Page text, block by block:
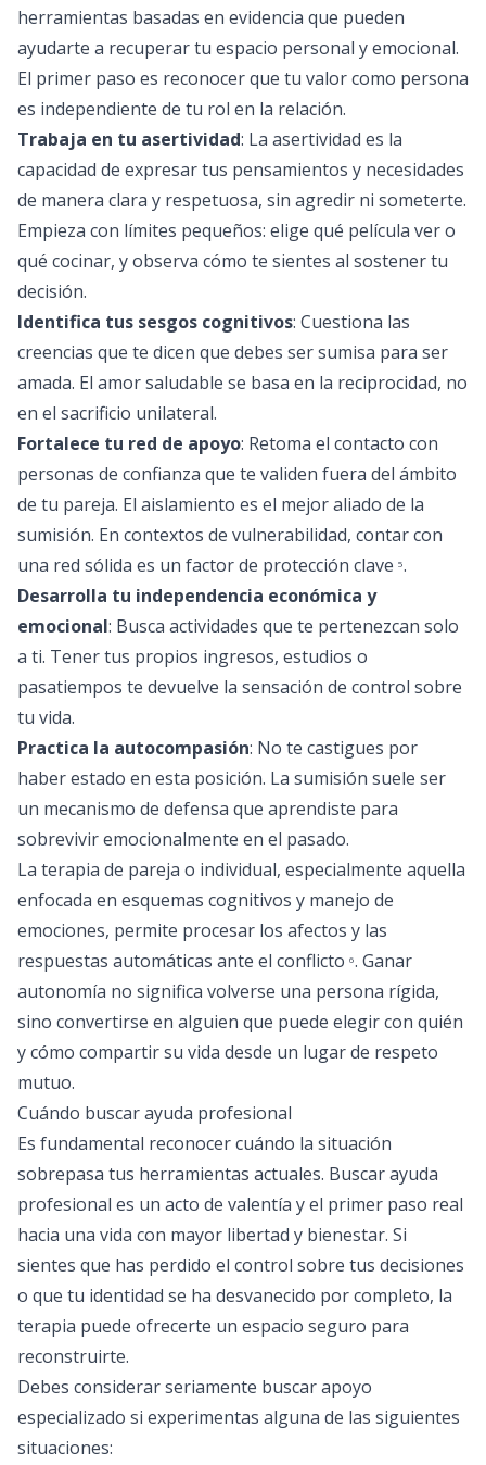
herramientas basadas en evidencia que pueden
ayudarte a recuperar tu espacio personal y emocional.
El primer paso es reconocer que tu valor como persona
es independiente de tu rol en la relación.
Trabaja en tu asertividad: La asertividad es la
capacidad de expresar tus pensamientos y necesidades
de manera clara y respetuosa, sin agredir ni someterte.
Empieza con límites pequeños: elige qué película ver o
qué cocinar, y observa cómo te sientes al sostener tu
decisión.
Identifica tus sesgos cognitivos: Cuestiona las
creencias que te dicen que debes ser sumisa para ser
amada. El amor saludable se basa en la reciprocidad, no
en el sacrificio unilateral.
Fortalece tu red de apoyo: Retoma el contacto con
personas de confianza que te validen fuera del ámbito
de tu pareja. El aislamiento es el mejor aliado de la
sumisión. En contextos de vulnerabilidad, contar con
una red sólida es un factor de protección clave 5.
Desarrolla tu independencia económica y
emocional: Busca actividades que te pertenezcan solo
a ti. Tener tus propios ingresos, estudios o
pasatiempos te devuelve la sensación de control sobre
tu vida.
Practica la autocompasión: No te castigues por
haber estado en esta posición. La sumisión suele ser
un mecanismo de defensa que aprendiste para
sobrevivir emocionalmente en el pasado.
La terapia de pareja o individual, especialmente aquella
enfocada en esquemas cognitivos y manejo de
emociones, permite procesar los afectos y las
respuestas automáticas ante el conflicto 6. Ganar
autonomía no significa volverse una persona rígida,
sino convertirse en alguien que puede elegir con quién
y cómo compartir su vida desde un lugar de respeto
mutuo.
Cuándo buscar ayuda profesional
Es fundamental reconocer cuándo la situación
sobrepasa tus herramientas actuales. Buscar ayuda
profesional es un acto de valentía y el primer paso real
hacia una vida con mayor libertad y bienestar. Si
sientes que has perdido el control sobre tus decisiones
o que tu identidad se ha desvanecido por completo, la
terapia puede ofrecerte un espacio seguro para
reconstruirte.
Debes considerar seriamente buscar apoyo
especializado si experimentas alguna de las siguientes
situaciones: